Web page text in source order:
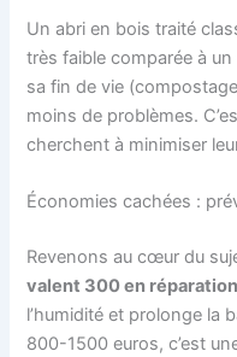
Un abri en bois traité
très faible comparée à
sa fin de vie
moins de problèmes.
cherchent à minimiser
Économies cachées :
Revenons au cœur du
valent 300 en réparation
l’humidité et prolonge la
800-1500 euros, c’est